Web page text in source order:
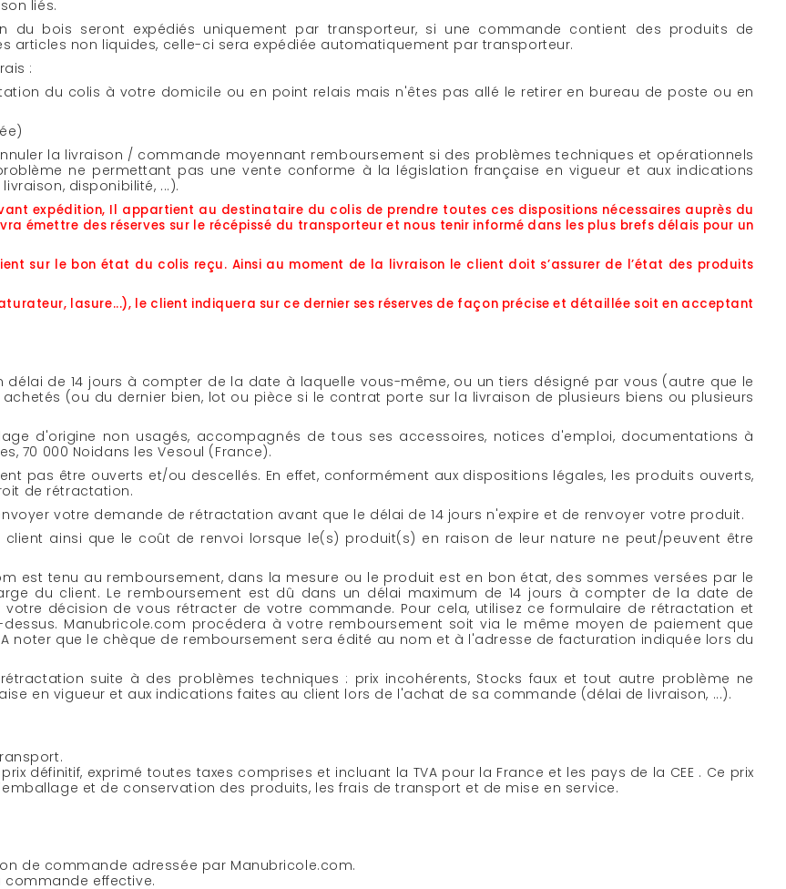
liés.
du bois seront expédiés uniquement par transporteur, si une commande contient des produits de
articles non liquides, celle-ci sera expédiée automatiquement par transporteur.
:
du colis à votre domicile ou en point relais mais n'êtes pas allé le retirer en bureau de poste ou en
la livraison / commande moyennant remboursement si des problèmes techniques et opérationnels
ne permettant pas une vente conforme à la législation française en vigueur et aux indications
disponibilité, ...).
expédition, Il appartient au destinataire du colis de prendre toutes ces dispositions nécessaires auprès du
émettre des réserves sur le récépissé du transporteur et nous tenir informé dans les plus brefs délais pour un
sur le bon état du colis reçu. Ainsi au moment de la livraison le client doit s’assurer de l’état des produits
lasure...), le client indiquera sur ce dernier ses réserves de façon précise et détaillée soit en acceptant
de 14 jours à compter de la date à laquelle vous-même, ou un tiers désigné par vous (autre que le
(ou du dernier bien, lot ou pièce si le contrat porte sur la livraison de plusieurs biens ou plusieurs
d'origine non usagés, accompagnés de tous ses accessoires, notices d'emploi, documentations à
70 000 Noidans les Vesoul (France).
pas être ouverts et/ou descellés. En effet, conformément aux dispositions légales, les produits ouverts,
de rétractation.
votre demande de rétractation avant que le délai de 14 jours n'expire et de renvoyer votre produit.
ainsi que le coût de renvoi lorsque le(s) produit(s) en raison de leur nature ne peut/peuvent être
est tenu au remboursement, dans la mesure ou le produit est en bon état, des sommes versées par le
du client. Le remboursement est dû dans un délai maximum de 14 jours à compter de la date de
décision de vous rétracter de votre commande. Pour cela, utilisez ceformulaire de rétractation et
Manubricole.com procédera à votre remboursement soit via le même moyen de paiement que
noter que le chèque de remboursement sera édité au nom et à l'adresse de facturation indiquée lors du
suite à des problèmes techniques : prix incohérents, Stocks faux et tout autre problème ne
en vigueur et aux indications faites au client lors de l'achat de sa commande (délai de livraison, ...).
définitif, exprimé toutes taxes comprises et incluant la TVA pour la France et les pays de la CEE . Ce prix
et de conservation des produits, les frais de transport et de mise en service.
de commande adressée par Manubricole.com.
effective.